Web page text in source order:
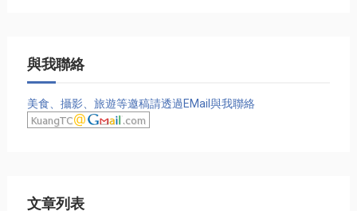
與我聯絡
美食、攝影、旅遊等邀稿請透過EMail與我聯絡
文章列表